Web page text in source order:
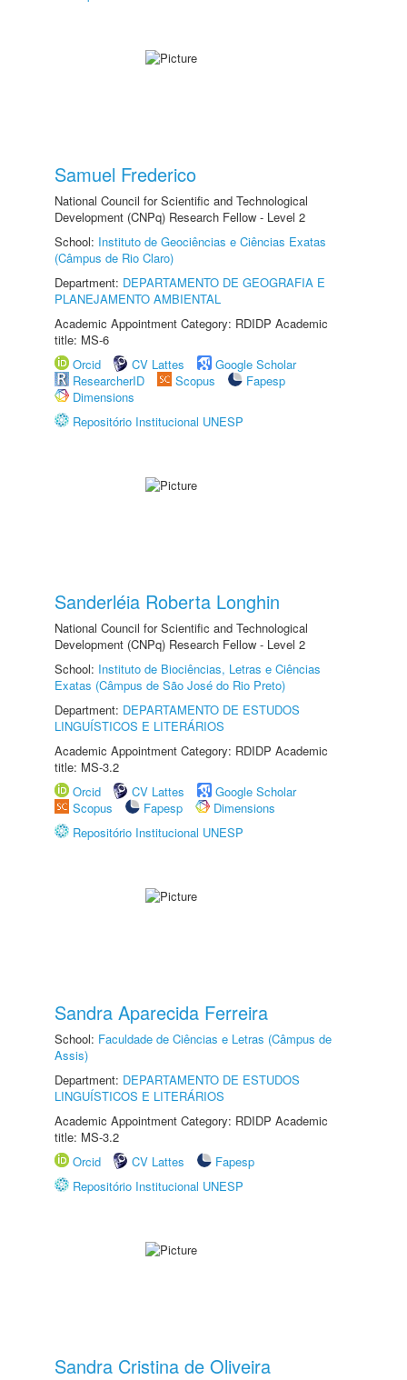
Samuel Frederico
National Council for Scientific and Technological
Development (CNPq) Research Fellow - Level 2
School: Instituto de Geociências e Ciências Exatas
(Câmpus de Rio Claro)
Department: DEPARTAMENTO DE GEOGRAFIA E
PLANEJAMENTO AMBIENTAL
Academic Appointment Category: RDIDP Academic
title: MS-6
Orcid
CV Lattes
Google Scholar
ResearcherID
Scopus
Fapesp
Dimensions
Repositório Institucional UNESP
Sanderléia Roberta Longhin
National Council for Scientific and Technological
Development (CNPq) Research Fellow - Level 2
School: Instituto de Biociências, Letras e Ciências
Exatas (Câmpus de São José do Rio Preto)
Department: DEPARTAMENTO DE ESTUDOS
LINGUÍSTICOS E LITERÁRIOS
Academic Appointment Category: RDIDP Academic
title: MS-3.2
Orcid
CV Lattes
Google Scholar
Scopus
Fapesp
Dimensions
Repositório Institucional UNESP
Sandra Aparecida Ferreira
School: Faculdade de Ciências e Letras (Câmpus de
Assis)
Department: DEPARTAMENTO DE ESTUDOS
LINGUÍSTICOS E LITERÁRIOS
Academic Appointment Category: RDIDP Academic
title: MS-3.2
Orcid
CV Lattes
Fapesp
Repositório Institucional UNESP
Sandra Cristina de Oliveira